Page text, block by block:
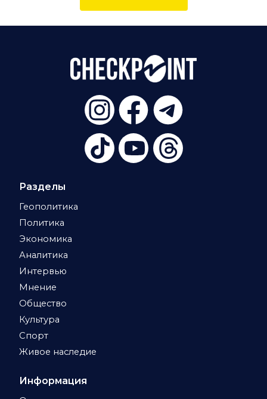
Разделы
Геополитика
Политика
Экономика
Аналитика
Интервью
Мнение
Общество
Культура
Спорт
Живое наследие
Информация